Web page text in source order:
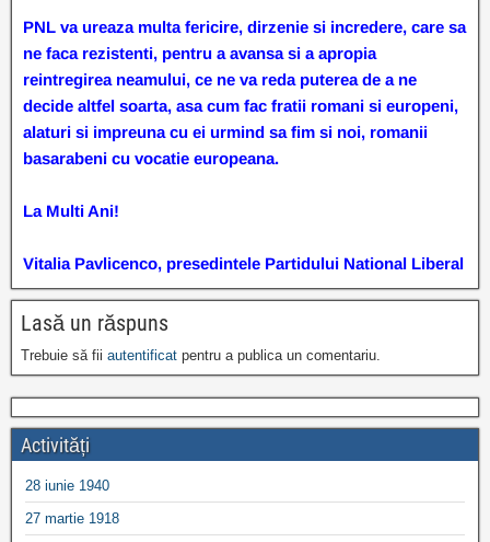
PNL va ureaza multa fericire, dirzenie si incredere, care sa
ne faca rezistenti, pentru a avansa si a apropia
reintregirea neamului, ce ne va reda puterea de a ne
decide altfel soarta, asa cum fac fratii romani si europeni,
alaturi si impreuna cu ei urmind sa fim si noi, romanii
basarabeni cu vocatie europeana.
La Multi Ani!
Vitalia Pavlicenco, presedintele Partidului National Liberal
Lasă un răspuns
Trebuie să fii autentificat pentru a publica un comentariu.
Activități
28 iunie 1940
27 martie 1918